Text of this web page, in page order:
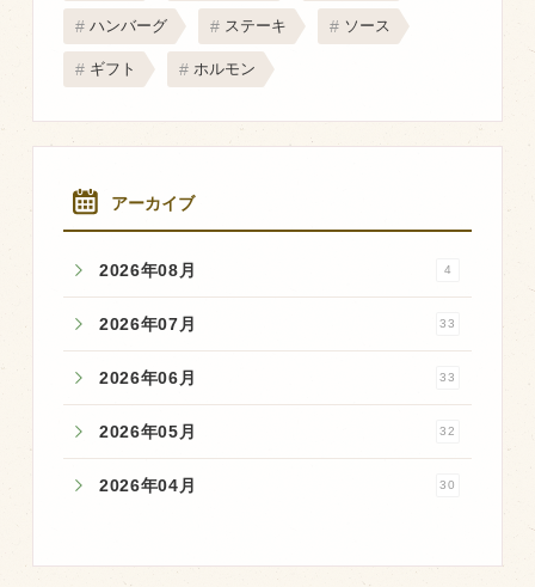
ハンバーグ ステーキ ソース
ギフト ホルモン
アーカイブ
2026年08月 4
2026年07月 33
2026年06月 33
2026年05月 32
2026年04月 30
ギフト
取り扱い店
マップから探す
個人のお客様
法人のお客様